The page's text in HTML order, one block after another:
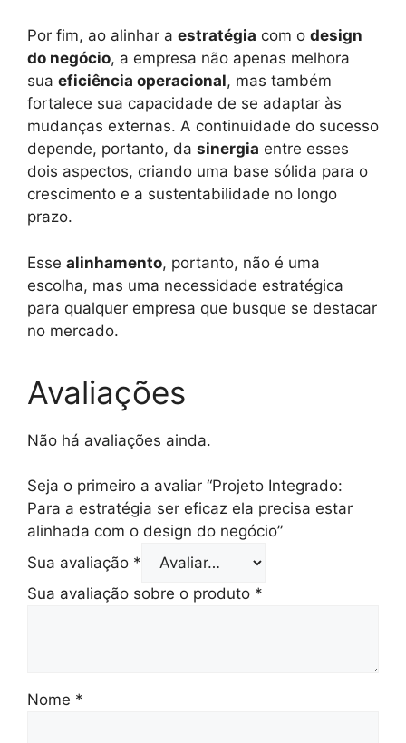
Por fim, ao alinhar a estratégia com o design
do negócio, a empresa não apenas melhora
sua eficiência operacional, mas também
fortalece sua capacidade de se adaptar às
mudanças externas. A continuidade do sucesso
depende, portanto, da sinergia entre esses
dois aspectos, criando uma base sólida para o
crescimento e a sustentabilidade no longo
prazo.
Esse alinhamento, portanto, não é uma
escolha, mas uma necessidade estratégica
para qualquer empresa que busque se destacar
no mercado.
Avaliações
Não há avaliações ainda.
Seja o primeiro a avaliar “Projeto Integrado:
Para a estratégia ser eficaz ela precisa estar
alinhada com o design do negócio”
Sua avaliação *
Sua avaliação sobre o produto *
Nome *